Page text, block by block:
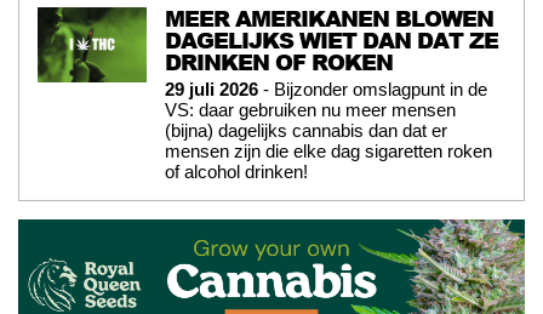
MEER AMERIKANEN BLOWEN
DAGELIJKS WIET DAN DAT ZE
DRINKEN OF ROKEN
29 juli 2026 - Bijzonder omslagpunt in de
VS: daar gebruiken nu meer mensen
(bijna) dagelijks cannabis dan dat er
mensen zijn die elke dag sigaretten roken
of alcohol drinken!